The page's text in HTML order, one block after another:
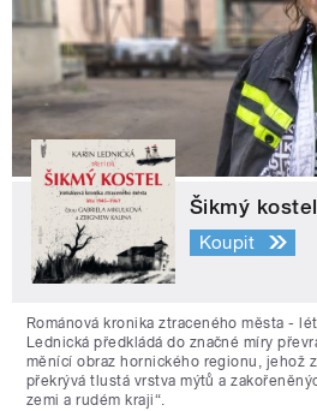
Šikmý
Koupit
Románová kronika ztraceného města -
Lednická předkládá do značné míry
měnící obraz hornického regionu, jehož
překrývá tlustá vrstva mýtů a
zemi a rudém kraji“.